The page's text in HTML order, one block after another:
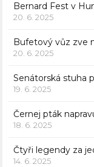
Bernard Fest v
20. 6. 2025
Bufetový vůz zve
20. 6. 2025
Senátorská stuha
19. 6. 2025
Černej pták
18. 6. 2025
Čtyři legendy za
14. 6. 2025